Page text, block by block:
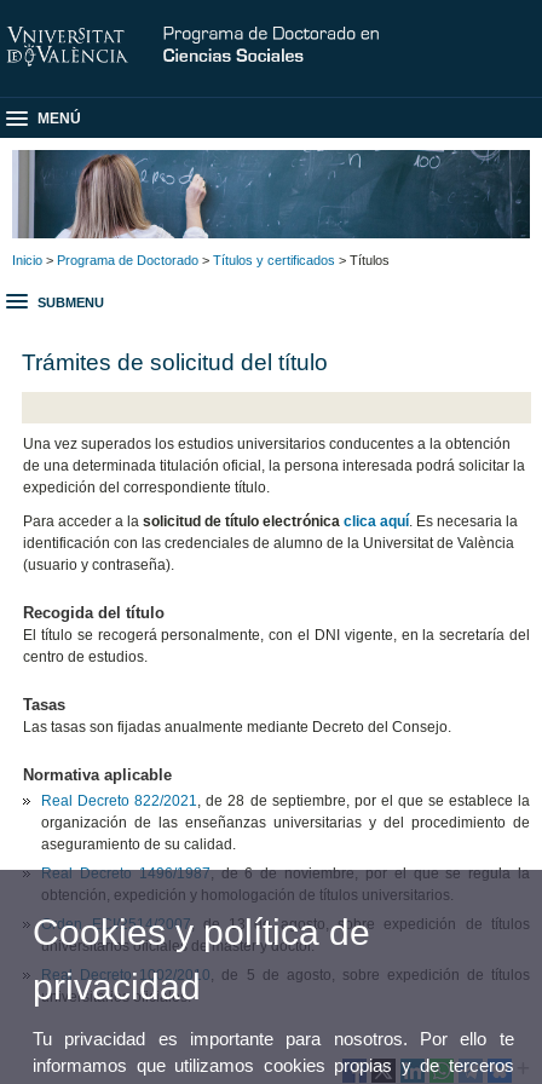
MENÚ
Inicio > Programa de Doctorado > Títulos y certificados > Títulos
SUBMENU
Trámites de solicitud del título
Una vez superados los estudios universitarios conducentes a la obtención
de una determinada titulación oficial, la persona interesada podrá solicitar la
expedición del correspondiente título.
Para acceder a lasolicitud de título electrónica clica aquí. Es necesaria la
identificación con las credenciales de alumno de la Universitat de València
(usuario y contraseña).
Recogida del título
El título se recogerá personalmente, con el DNI vigente, en la secretaría del
centro de estudios.
Tasas
Las tasas son fijadas anualmente mediante Decreto del Consejo.
Normativa aplicable
Real Decreto 822/2021, de 28 de septiembre, por el que se establece la
organización de las enseñanzas universitarias y del procedimiento de
aseguramiento de su calidad.
Real Decreto 1496/1987, de 6 de noviembre, por el que se regula la
obtención, expedición y homologación de títulos universitarios.
Orden ECI/2514/2007, de 13 de agosto, sobre expedición de títulos
universitarios oficiales de máster y doctor.
Real Decreto 1002/2010, de 5 de agosto, sobre expedición de títulos
universitarios oficiales.
Cookies y política de
privacidad
Tu privacidad es importante para nosotros. Por ello te
informamos que utilizamos cookies propias y de terceros